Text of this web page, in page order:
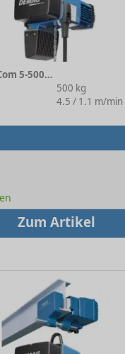
Elektrokettenzug DC-Com 5-500 1/1 H4 V4.5/1.1
500 kg
4.5 / 1.1 m/min
Zum Artikel